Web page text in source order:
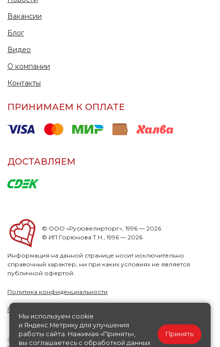
Вакансии
Блог
Видео
О компании
Контакты
ПРИНИМАЕМ К ОПЛАТЕ
ДОСТАВЛЯЕМ
© ООО «Русювелирторг», 1996 — 2026
© ИП Горюнова Т.Н., 1996 — 2026
Информация на данной странице носит исключительно
справочный характер, ни при каких условиях не является
публичной офертой.
Политика конфиденциальности
Публичная офера
Мы используем cookie
и Яндекс.Метрику для улучшения
работы сайта. Нажимая «Принять»,
вы соглашаетесь с обработкой данных
Принять